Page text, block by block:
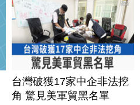
台灣破獲17家中企非法挖
角 驚見美軍貿黑名單